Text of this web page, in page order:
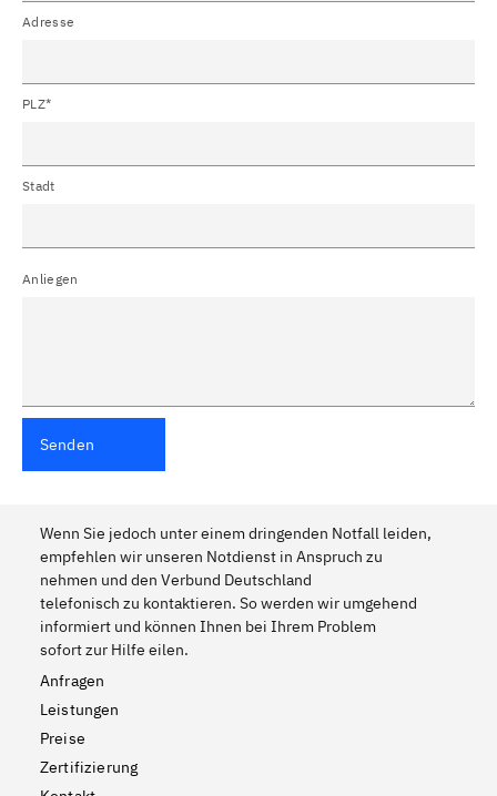
Adresse
PLZ*
Stadt
Anliegen
Senden
Wenn Sie jedoch unter einem dringenden Notfall leiden,
empfehlen wir unseren Notdienst in Anspruch zu
nehmen und den Verbund Deutschland
telefonisch zu kontaktieren. So werden wir umgehend
informiert und können Ihnen bei Ihrem Problem
sofort zur Hilfe eilen.
Anfragen
Leistungen
Preise
Zertifizierung